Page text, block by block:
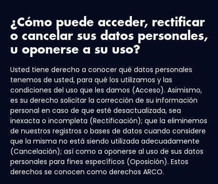
¿Cómo puede acceder, rectificar
o cancelar sus datos personales,
u oponerse a su uso?
Usted tiene derecho a conocer qué datos personales
tenemos de usted, para qué los utilizamos y las
condiciones del uso que les damos (Acceso). Asimismo,
es su derecho solicitar la corrección de su información
personal en caso de que esté desactualizada, sea
inexacta o incompleta (Rectificación); que la eliminemos
de nuestros registros o bases de datos cuando considere
que la misma no está siendo utilizada adecuadamente
(Cancelación); así como a oponerse al uso de sus datos
personales para fines específicos (Oposición). Estos
derechos se conocen como derechos ARCO.